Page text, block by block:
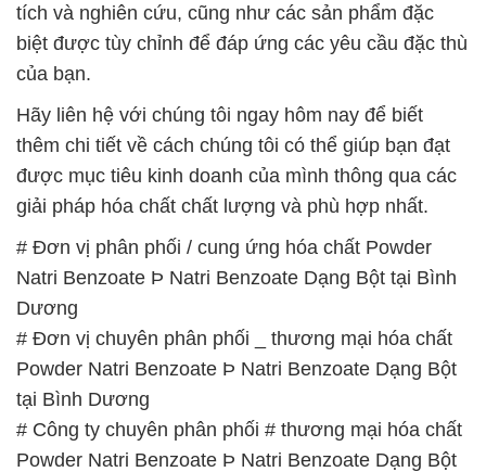
tích và nghiên cứu, cũng như các sản phẩm đặc
biệt được tùy chỉnh để đáp ứng các yêu cầu đặc thù
của bạn.
Hãy liên hệ với chúng tôi ngay hôm nay để biết
thêm chi tiết về cách chúng tôi có thể giúp bạn đạt
được mục tiêu kinh doanh của mình thông qua các
giải pháp hóa chất chất lượng và phù hợp nhất.
# Đơn vị phân phối / cung ứng hóa chất Powder
Natri Benzoate Þ Natri Benzoate Dạng Bột tại Bình
Dương
# Đơn vị chuyên phân phối _ thương mại hóa chất
Powder Natri Benzoate Þ Natri Benzoate Dạng Bột
tại Bình Dương
# Công ty chuyên phân phối # thương mại hóa chất
Powder Natri Benzoate Þ Natri Benzoate Dạng Bột